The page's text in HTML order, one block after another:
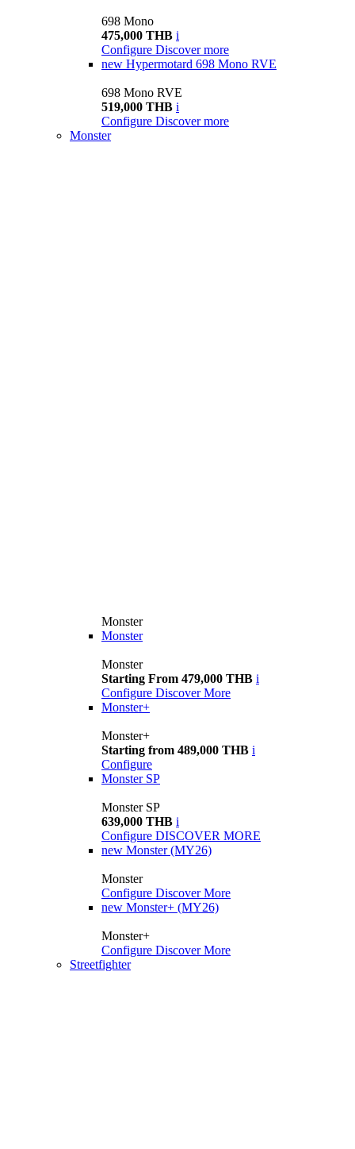
698 Mono
475,000 THB i
Configure Discover more
new Hypermotard 698 Mono RVE
698 Mono RVE
519,000 THB i
Configure Discover more
Monster
Monster
Monster
Monster
Starting From 479,000 THB i
Configure Discover More
Monster+
Monster+
Starting from 489,000 THB i
Configure
Monster SP
Monster SP
639,000 THB i
Configure DISCOVER MORE
new Monster (MY26)
Monster
Configure Discover More
new Monster+ (MY26)
Monster+
Configure Discover More
Streetfighter